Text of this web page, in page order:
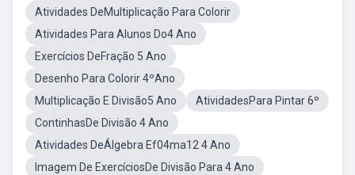
Atividades DeMultiplicação Para Colorir
Atividades Para Alunos Do4 Ano
Exercícios DeFração 5 Ano
Desenho Para Colorir 4ºAno
Multiplicação E Divisão5 Ano
AtividadesPara Pintar 6º
ContinhasDe Divisão 4 Ano
Atividades DeÁlgebra Ef04ma12 4 Ano
Imagem De ExercíciosDe Divisão Para 4 Ano